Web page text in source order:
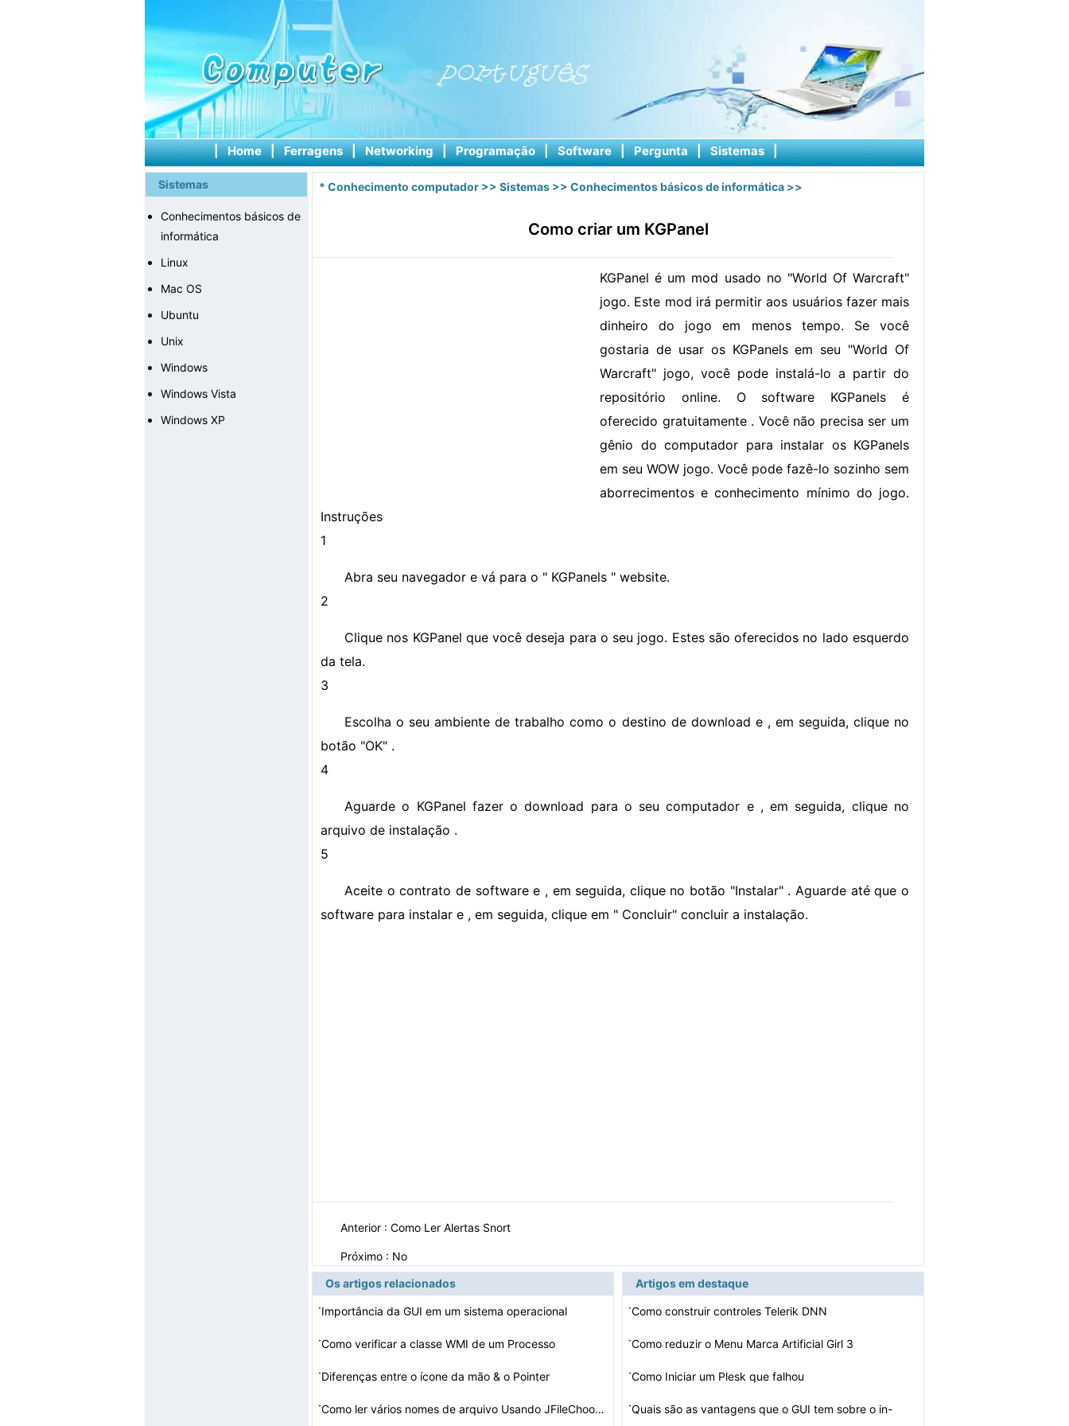
| Home | Ferragens | Networking | Programação | Software | Pergunta | Sistemas |
Sistemas
Conhecimentos básicos de
informática
Linux
Mac OS
Ubuntu
Unix
Windows
Windows Vista
Windows XP
* Conhecimento computador >> Sistemas >> Conhecimentos básicos de informática >>
Como criar um KGPanel
KGPanel é um mod usado no "World Of Warcraft"
jogo. Este mod irá permitir aos usuários fazer mais
dinheiro do jogo em menos tempo. Se você
gostaria de usar os KGPanels em seu "World Of
Warcraft" jogo, você pode instalá-lo a partir do
repositório online. O software KGPanels é
oferecido gratuitamente . Você não precisa ser um
gênio do computador para instalar os KGPanels
em seu WOW jogo. Você pode fazê-lo sozinho sem
aborrecimentos e conhecimento mínimo do jogo.
Instruções
1
Abra seu navegador e vá para o " KGPanels " website.
2
Clique nos KGPanel que você deseja para o seu jogo. Estes são oferecidos no lado esquerdo
da tela.
3
Escolha o seu ambiente de trabalho como o destino de download e , em seguida, clique no
botão "OK" .
4
Aguarde o KGPanel fazer o download para o seu computador e , em seguida, clique no
arquivo de instalação .
5
Aceite o contrato de software e , em seguida, clique no botão "Instalar" . Aguarde até que o
software para instalar e , em seguida, clique em " Concluir" concluir a instalação.
Anterior : Como Ler Alertas Snort
Próximo : No
Os artigos relacionados
·Importância da GUI em um sistema operacional
·Como verificar a classe WMI de um Processo
·Diferenças entre o ícone da mão & o Pointer
· Como ler vários nomes de arquivo Usando JFileChooser
Artigos em destaque
·Como construir controles Telerik DNN
·Como reduzir o Menu Marca Artificial Girl 3
·Como Iniciar um Plesk que falhou
·Quais são as vantagens que o GUI tem sobre o in-